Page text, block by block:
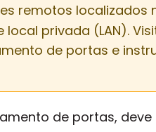
remotos localizados
privada (LAN).
de portas e
de portas,